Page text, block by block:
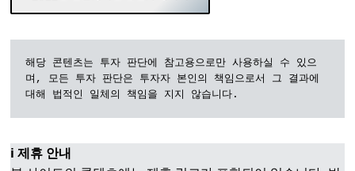
해당 콘텐츠는 투자 판단에 참고용으로만 사용하실 수 있으
며, 모든 투자 판단은 투자자 본인의 책임으로서 그 결과에
대해 법적인 일체의 책임을 지지 않습니다.
ℹ️ 제휴 안내